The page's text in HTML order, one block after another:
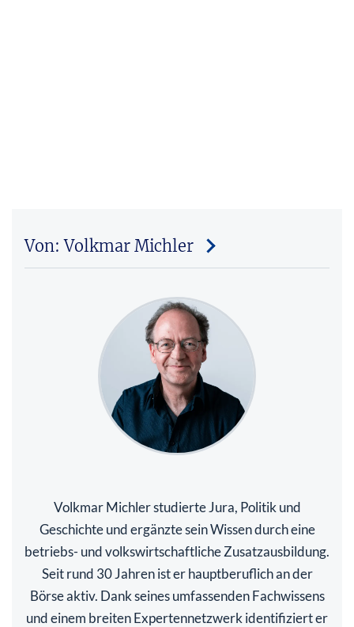
Von: Volkmar Michler
Volkmar Michler studierte Jura, Politik und
Geschichte und ergänzte sein Wissen durch eine
betriebs- und volkswirtschaftliche Zusatzausbildung.
Seit rund 30 Jahren ist er hauptberuflich an der
Börse aktiv. Dank seines umfassenden Fachwissens
und einem breiten Expertennetzwerk identifiziert er